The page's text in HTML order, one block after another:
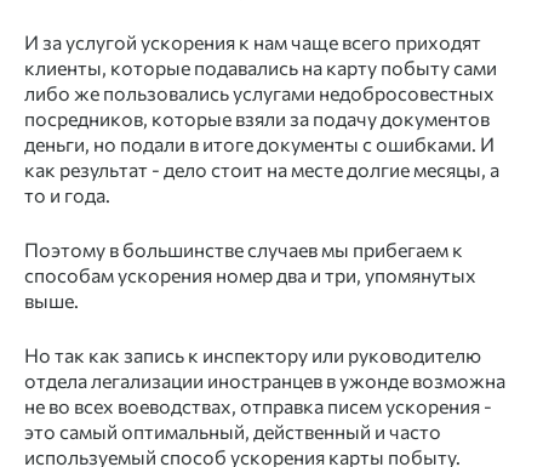
И за услугой ускорения к нам чаще всего приходят
клиенты, которые подавались на карту побыту сами
либо же пользовались услугами недобросовестных
посредников, которые взяли за подачу документов
деньги, но подали в итоге документы с ошибками. И
как результат - дело стоит на месте долгие месяцы, а
то и года.
Поэтому в большинстве случаев мы прибегаем к
способам ускорения номер два и три, упомянутых
выше.
Но так как запись к инспектору или руководителю
отдела легализации иностранцев в ужонде возможна
не во всех воеводствах, отправка писем ускорения -
это самый оптимальный, действенный и часто
используемый способ ускорения карты побыту.